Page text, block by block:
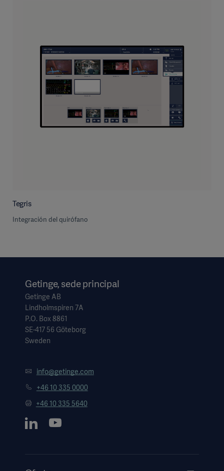
Tegris
Integración del quirófano
Getinge, sede principal
Getinge AB
Lindholmspiren 7A
P.O. Box 8861
SE-417 56 Göteborg
Sweden
info@getinge.com
+46 10 335 0000
+46 10 335 5640